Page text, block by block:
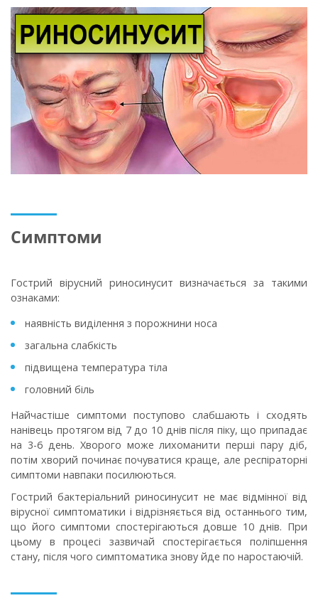
Симптоми
Гострий вірусний риносинусит визначається за такими
ознаками:
наявність виділення з порожнини носа
загальна слабкість
підвищена температура тіла
головний біль
Найчастіше симптоми поступово слабшають і сходять
нанівець протягом від 7 до 10 днів після піку, що припадає
на 3-6 день. Хворого може лихоманити перші пару діб,
потім хворий починає почуватися краще, але респіраторні
симптоми навпаки посилюються.
Гострий бактеріальний риносинусит не має відмінної від
вірусної симптоматики і відрізняється від останнього тим,
що його симптоми спостерігаються довше 10 днів. При
цьому в процесі зазвичай спостерігається поліпшення
стану, після чого симптоматика знову йде по наростаючій.